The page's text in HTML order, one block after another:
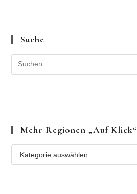
Suche
Mehr Regionen „auf Klick“
Regionen